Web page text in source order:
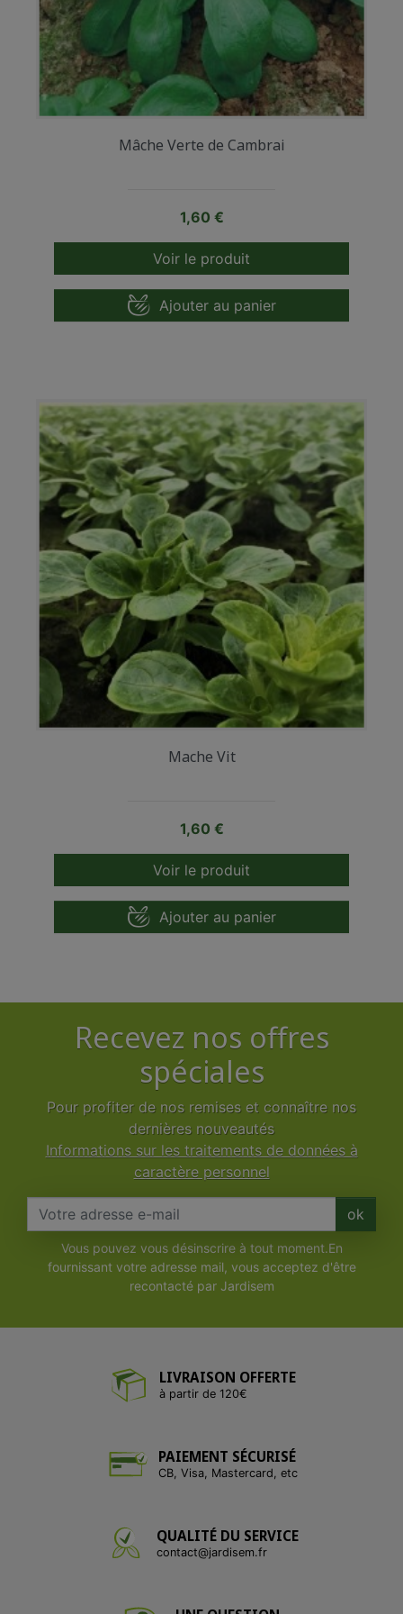
Mâche Verte de Cambrai
Prix
1,60 €
Voir le produit
Ajouter au panier
Mache Vit
Prix
1,60 €
Voir le produit
Ajouter au panier
Recevez nos offres
spéciales
Pour profiter de nos remises et connaître nos
dernières nouveautés
Informations sur les traitements de données à
caractère personnel
ok
Vous pouvez vous désinscrire à tout moment.En
fournissant votre adresse mail, vous acceptez d'être
recontacté par Jardisem
LIVRAISON OFFERTE
à partir de 120€
PAIEMENT SÉCURISÉ
CB, Visa, Mastercard, etc
QUALITÉ DU SERVICE
contact@jardisem.fr